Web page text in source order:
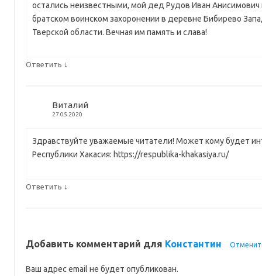
остались неизвестными, мой дед Рудов Иван Анисимович
братском воинском захоронении в деревне Бибирево
Тверской области. Вечная им память и слава!
Ответить ↓
Виталий
27.05.2020
Здравствуйте уважаемые читатели! Может кому будет
Республики Хакасия: https://respublika-khakasiya.ru/
Ответить ↓
Добавить комментарий для Константин
Ваш адрес email не будет опубликован.